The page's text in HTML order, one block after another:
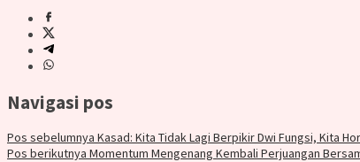
Navigasi pos
Pos sebelumnya Kasad: Kita Tidak Lagi Berpikir Dwi Fungsi, Kita
Pos berikutnya Momentum Mengenang Kembali Perjuangan